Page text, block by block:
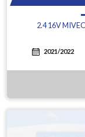
2.4 16V
2021/2022